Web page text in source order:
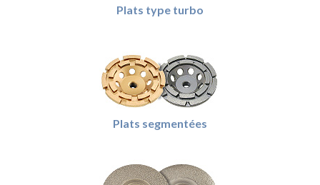
Plats type turbo
Plats segmentées